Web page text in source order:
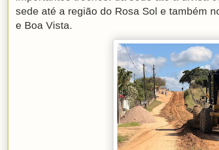
sede até a região do Rosa Sol e também
e Boa Vista.